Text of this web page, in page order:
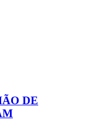
DE